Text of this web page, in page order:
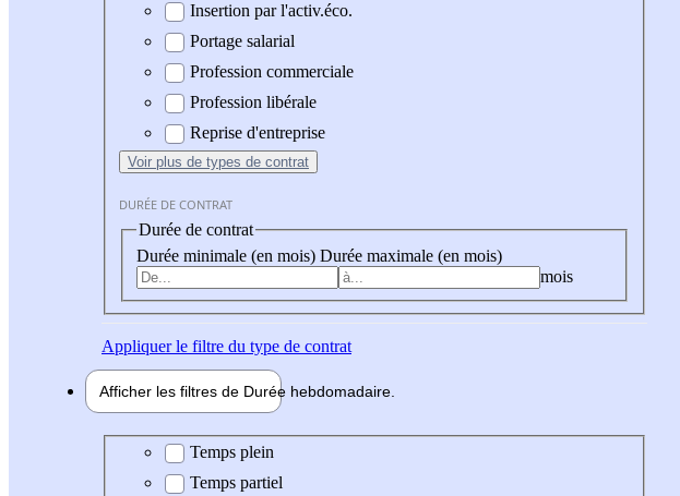
Insertion par l'activ.éco.
Portage salarial
Profession commerciale
Profession libérale
Reprise d'entreprise
Voir plus de types de contrat
DURÉE DE CONTRAT
Durée de contrat
Durée minimale (en mois) Durée maximale (en mois)
mois
Appliquerle filtre du type de contrat
Afficher les filtres de Durée hebdomadaire
Durée hebdomadaire
Temps plein
Temps partiel